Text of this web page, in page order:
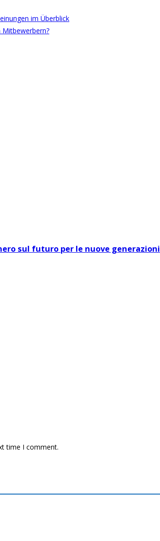
im Überblick
Mitbewerbern?
sul futuro per le nuove generazioni
time I comment.